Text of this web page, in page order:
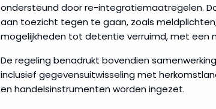
ondersteund door re-integratiemaatregelen.
aan toezicht tegen te gaan, zoals
mogelijkheden tot detentie verruimd, met een
De regeling benadrukt bovendien
inclusief gegevensuitwisseling met
en handelsinstrumenten worden ingezet.